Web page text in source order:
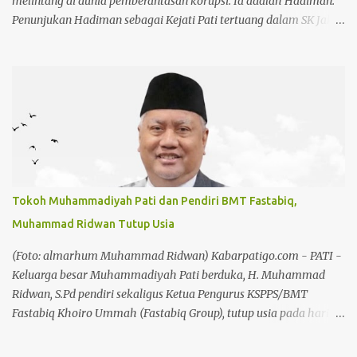
Penunjukan Hadiman sebagai Kejati Pati tertuang dalam SK Jaksa
Hendro Dewanto. Nama Hadiman memang tidak asing di
kalangan penegak hukum. Reputasinya sebagai jaksa pemberani
dan anti korupsi sudah terbukti sejak ia memimpin Kejari
Kuansing. Hadiman, sebelumnya menjabat sebagai Aspidsus
Kejaksaan Tinggi Sumatera Barat dan pernah menjadi Kajari
Kuantan Singingi, Riau. Baca juga: Hari Jadi Koperasi ke 79,
Chandra: Koperasi Harus Jadi Penggerak Ekonomi Kerakyatan
Baca juga: Chandra: Pekan Kreasi Bakal Jadi Agenda Tahunan
Karier Hadiman menanjak saat menjabat sebagai Kajari
Kuansing pada tahun 2021. Berbagai kasus yang menjadi
perhatian publik dibongkarnya tanpa pandang bulu. Terutama
proyek tiga pilar. ...
Tokoh Muhammadiyah Pati dan Pendiri BMT Fastabiq,
Muhammad Ridwan Tutup Usia
(Foto: almarhum Muhammad Ridwan) Kabarpatigo.com - PATI -
Keluarga besar Muhammadiyah Pati berduka, H. Muhammad
Ridwan, S.Pd pendiri sekaligus Ketua Pengurus KSPPS/BMT
Fastabiq Khoiro Ummah (Fastabiq Group), tutup usia pada hari